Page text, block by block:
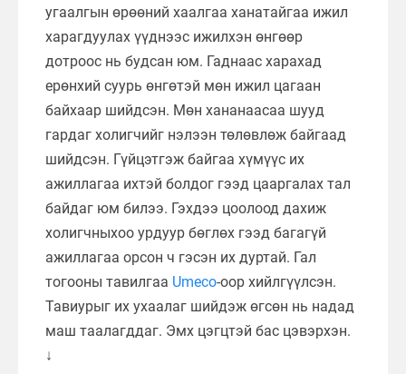
угаалгын өрөөний хаалгаа ханатайгаа ижил
харагдуулах үүднээс ижилхэн өнгөөр
дотроос нь будсан юм. Гаднаас харахад
ерөнхий суурь өнгөтэй мөн ижил цагаан
байхаар шийдсэн. Мөн хананаасаа шууд
гардаг холигчийг нэлээн төлөвлөж байгаад
шийдсэн. Гүйцэтгэж байгаа хүмүүс их
ажиллагаа ихтэй болдог гээд цааргалах тал
байдаг юм билээ. Гэхдээ цоолоод дахиж
холигчныхоо урдуур бөглөх гээд багагүй
ажиллагаа орсон ч гэсэн их дуртай. Гал
тогооны тавилгаа Umeco-оор хийлгүүлсэн.
Тавиурыг их ухаалаг шийдэж өгсөн нь надад
маш таалагддаг. Эмх цэгцтэй бас цэвэрхэн.
↓